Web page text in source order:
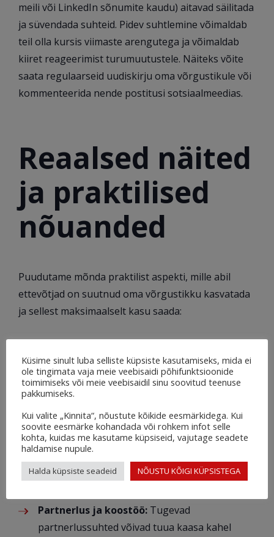
meili või LinkedIn sõnumite kaudu) aitavad säilitada
ja süvendada suhteid. Pidev suhtlemine võimaldab
teil olla kursis viimaste arengutega ja võimaldab
kiiret reageerimist turumuutustele. Näiteks võite
saata regulaarseid uudiskirju oma võrgustikule või
kommenteerida nende postitusi sotsiaalmeedias.
Reaalsed näited
ja praktilised
nõuanded
Puudutame mõnda praktilist aspekti, mille abil
ettevõtjad on suutnud oma võrgustikku kasvatada
ja sellest maksimaalselt kasu saada:
jagavad tihti oma õppetunde ja soovitavad
keskenduda kvaliteetsete suhete loomisele.
teadmisi, vaid ka potentsiaalseid viise riskide
maandamiseks. Näiteks võib mentor aidata
navigeerida keerulistes regulatiivsetes
keskkondades või jagada oma kogemusi
Partnerlus ja koostöö: Tugevad
partnerlussuhted võivad tuua kaasa kahel
Küsime sinult luba selliste küpsiste kasutamiseks, mida ei
ole tingimata vaja meie veebisaidi põhifunktsioonide
toimimiseks või meie veebisaidil sinu soovitud teenuse
pakkumiseks.
Kui valite „Kinnita“, nõustute kõikide eesmärkidega. Kui
soovite eesmärke kohandada või rohkem infot selle
kohta, kuidas me kasutame küpsiseid, vajutage seadete
haldamise nupule.
Halda küpsiste seadeid NÕUSTU KÕIGI KÜPSISTEGA